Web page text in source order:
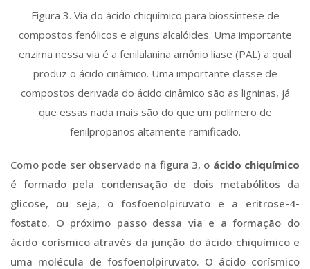
Figura 3. Via do ácido chiquímico para biossíntese de
compostos fenólicos e alguns alcalóides. Uma importante
enzima nessa via é a fenilalanina amônio liase (PAL) a qual
produz o ácido cinâmico. Uma importante classe de
compostos derivada do ácido cinâmico são as ligninas, já
que essas nada mais são do que um polímero de
fenilpropanos altamente ramificado.
Como pode ser observado na figura 3, o ácido chiquímico
é formado pela condensação de dois metabólitos da
glicose, ou seja, o fosfoenolpiruvato e a eritrose-4-
fostato. O próximo passo dessa via e a formação do
ácido corísmico através da junção do ácido chiquímico e
uma molécula de fosfoenolpiruvato. O ácido corísmico